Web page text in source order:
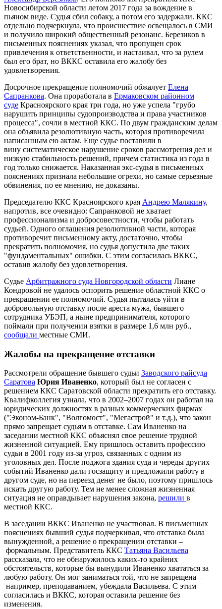
Новосибирской области летом 2017 года за вождение в
пьяном виде. Судья сбил собаку, а потом его задержали. ККС
отдельно подчеркнула, что происшествие освещалось в СМИ
и получило широкий общественный резонанс. Березиков в
письменных пояснениях указал, что пропущен срок
привлечения к ответственности, и настаивал, что за рулем
был его брат, но ВККС оставила его жалобу без
удовлетворения.
Досрочное прекращение полномочий обжалует Елена
Сапранкова. Она проработала в Ермаковском районном
суде Красноярского края три года, но уже успела "грубо
нарушить принципы судопроизводства и права участников
процесса", сочли в местной ККС. По двум гражданским делам
она объявила резолютивную часть, которая противоречила
написанным ею актам. Еще судье поставили в
вину систематическое нарушение сроков рассмотрения дел и
низкую стабильность решений, причем статистика из года в
год только снижается. Наказанная экс-судья в письменных
пояснениях признала небольшие огрехи, но самые серьезные
обвинения, по ее мнению, не доказаны.
Председателю ККС Красноярского края Андрею Малякину,
напротив, все очевидно: Сапранковой не хватает
профессионализма и добросовестности, чтобы работать
судьей. Одного оглашения резолютивной части, которая
противоречит письменному акту, достаточно, чтобы
прекратить полномочия, но судья допустила две таких
"фундаментальных" ошибки. С этим согласилась ВККС,
оставив жалобу без удовлетворения.
Судье Арбитражного суда Новгородской области Лиане
Кондровой не удалось оспорить решение областной ККС о
прекращении ее полномочий. Судья пыталась уйти в
добровольную отставку после ареста мужа, бывшего
сотрудника УБЭП, а ныне предпринимателя, которого
поймали при получении взятки в размере 1,6 млн руб.,
сообщали местные СМИ.
Жалобы на прекращение отставки
Рассмотрели обращение бывшего судьи Заводского райсуда
Саратова Юрия Иваненко, который был не согласен с
решением ККС Саратовской области прекратить его отставку.
Квалифколлегия узнала, что в 2002–2007 годах он работал на
юридических должностях в разных коммерческих фирмах
("Эконом-Банк", "Волгомост", "Мегастрой" и т.д.), что закон
прямо запрещает судьям в отставке. Сам Иваненко на
заседании местной ККС объяснял свое решение трудной
жизненной ситуацией. Ему пришлось оставить профессию
судьи в 2001 году из-за угроз, связанных с одним из
уголовных дел. После поджога здания суда и череды других
событий Иваненко дали госзащиту и предложили работу в
другом суде, но на переезд денег не было, поэтому пришлось
искать другую работу. Тем не менее сложная жизненная
ситуация не оправдывает нарушения закона, решили в
местной ККС.
В заседании ВККС Иваненко не участвовал. В письменных
пояснениях бывший судья подчеркивал, что отставка была
вынужденной, а решение о прекращении отставки –
формальным. Представитель ККС Татьяна Васильева
рассказала, что не обнаружилось каких-то крайних
обстоятельств, которые бы вынудили Иваненко хвататься за
любую работу. Он мог заниматься той, что не запрещена –
например, преподаванием, убеждала Васильева. С этим
согласилась и ВККС, которая оставила решение без
изменения.